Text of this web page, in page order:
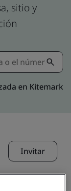
sitio y
en Kitemark
Invitar